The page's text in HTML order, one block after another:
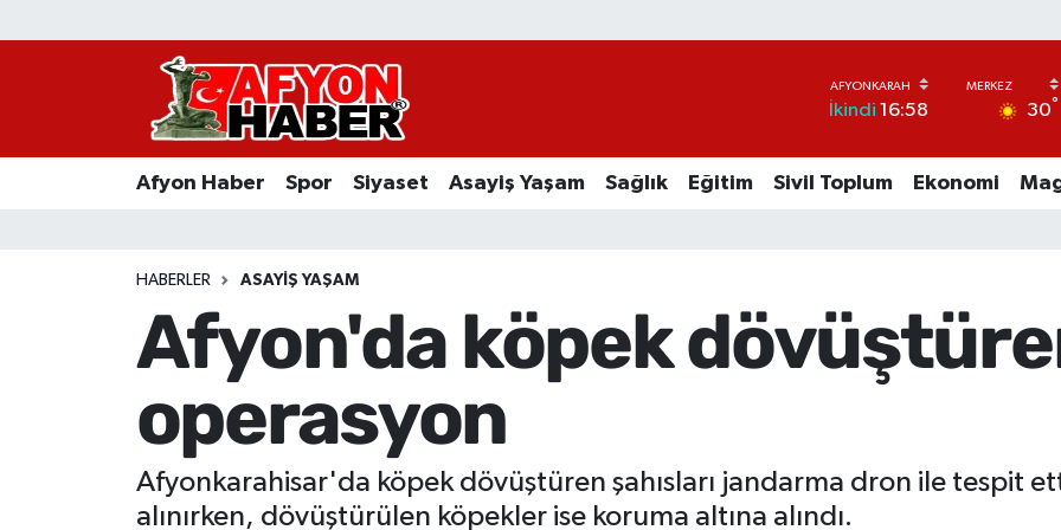
İkindi 16:58 30°
Afyon Haber Spor Siyaset Asayiş Yaşam Sağlık Eğitim Sivil Toplum Ekonomi
HABERLER ASAYIŞ YAŞAM
Afyon'da köpek
operasyon
Afyonkarahisar'da köpek dövüştüren şahısları jandarma dron ile tespit
alınırken, dövüştürülen köpekler ise koruma altına alındı.
Afyon Haber
Asayiş Yaşam
Sivil Toplum
Ekonomi